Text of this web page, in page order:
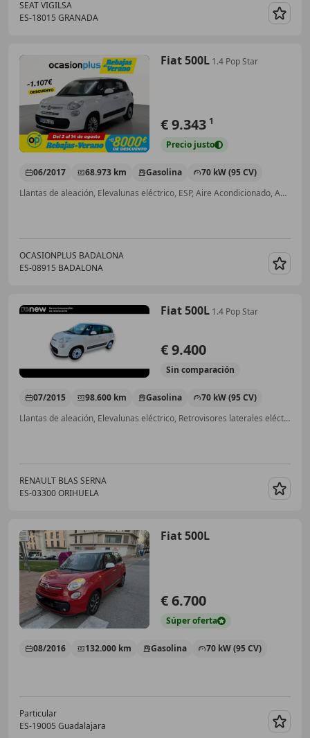
SEAT VIGILSA
ES-18015 GRANADA
Fiat 500L 1.4 Pop Star
€ 9.343 1
Precio justo
06/2017 68.973 km Gasolina
70 kW (95 CV)
Llantas de aleación, Elevalunas eléctrico, ESP, Aire Acondicionado, ABS, Airbags laterales, Airbag acompañante
OCASIONPLUS BADALONA
ES-08915 BADALONA
Fiat 500L 1.4 Pop Star
€ 9.400
Sin comparación
07/2015 98.600 km Gasolina
70 kW (95 CV)
Llantas de aleación, Elevalunas eléctrico, Retrovisores laterales eléctricos, Aire Acondicionado, ESP, Airbags laterales, Airbag acompañante, ABS
RENAULT BLAS SERNA
ES-03300 ORIHUELA
Fiat 500L
€ 6.700
Súperoferta
08/2016 132.000 km Gasolina 70 kW (95 CV)
Particular
ES-19005 Guadalajara